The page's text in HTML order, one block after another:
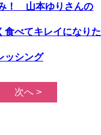
！ 山本ゆりさんの
べてキレイになりた
ッシング
次へ >